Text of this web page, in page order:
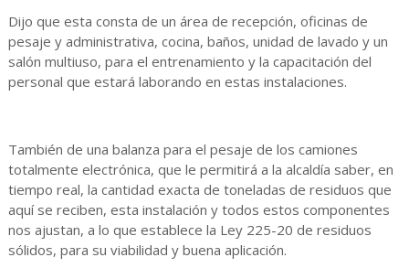
Dijo que esta consta de un área de recepción, oficinas de
pesaje y administrativa, cocina, baños, unidad de lavado y un
salón multiuso, para el entrenamiento y la capacitación del
personal que estará laborando en estas instalaciones.
También de una balanza para el pesaje de los camiones
totalmente electrónica, que le permitirá a la alcaldía saber, en
tiempo real, la cantidad exacta de toneladas de residuos que
aquí se reciben, esta instalación y todos estos componentes
nos ajustan, a lo que establece la Ley 225-20 de residuos
sólidos, para su viabilidad y buena aplicación.